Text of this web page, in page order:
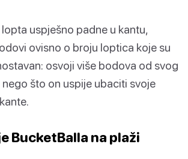
uspješno padne u kantu,
ovisno o broju loptica koje su
osvoji više bodova od svog
što on uspije ubaciti svoje
BucketBalla na plaži